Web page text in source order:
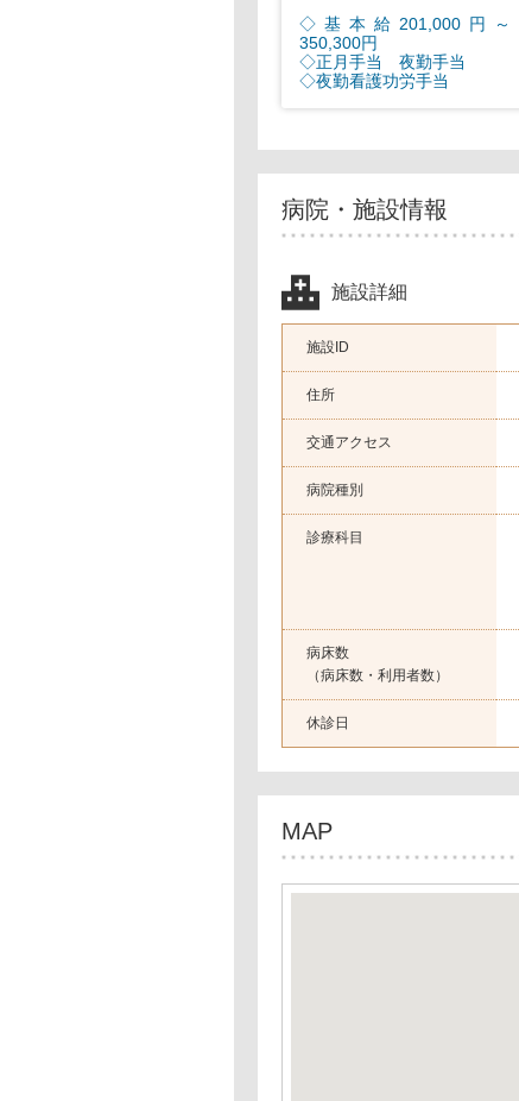
◇基本給201,000円～
350,300円
◇正月手当 夜勤手当
◇夜勤看護功労手当
病院・施設情報
施設詳細
施設ID
住所
交通アクセス
病院種別
診療科目
病床数
（病床数・利用者数）
休診日
MAP